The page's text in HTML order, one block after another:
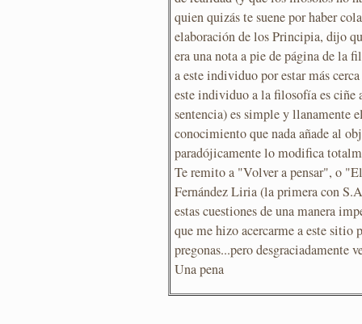
quien quizás te suene por haber
elaboración de los Principia, dijo
era una nota a pie de página de la
a este individuo por estar más
este individuo a la filosofía es ciñe
sentencia) es simple y llanamente
conocimiento que nada añade al
paradójicamente lo modifica
Te remito a "Volver a pensar", o
Fernández Liria (la primera con
estas cuestiones de una manera
que me hizo acercarme a este
pregonas...pero desgraciadamente
Una pena